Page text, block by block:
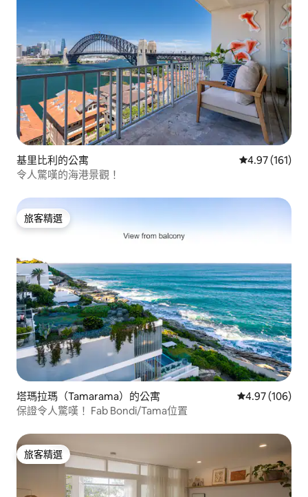
基里比利的公寓 從 161 則評價
4.97 (161)
令人驚嘆的海港景觀！
旅客精選
旅客精選
塔瑪拉瑪（Tamarama）的公寓 從 106 則評價
4.97 (106)
保證令人驚嘆！ Fab Bondi/Tama位置
旅客精選
旅客精選